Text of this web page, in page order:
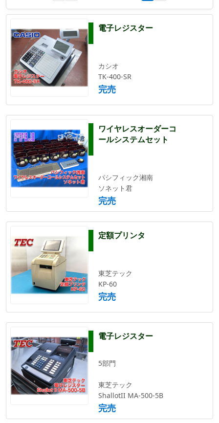
電子レジスター
カシオ
TK-400-SR
完売
ワイヤレスオーダーコ
ールシステムセット
パシフィック湘南
ソネット君
完売
定額プリンタ
東芝テック
KP-60
完売
電子レジスター
5部門
東芝テック
ShallotII MA-500-5B
完売